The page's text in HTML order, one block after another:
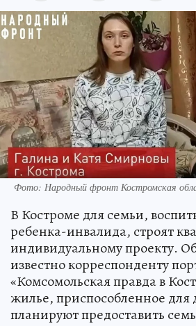
Фото: Народный фронт Костромская
В Костроме для семьи,
ребенка-инвалида, строят
индивидуальному проекту.
известно корреспонденту
«Комсомольская правда в
жилье, приспособленное для
планируют предоставить